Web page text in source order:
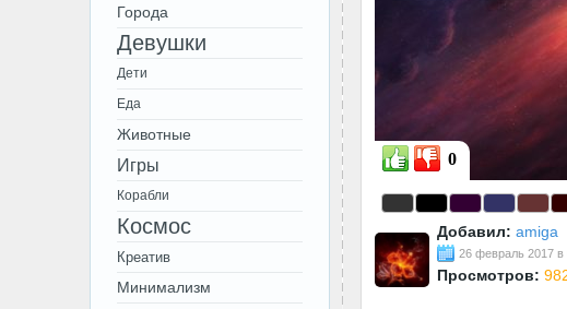
Добавил: amiga
26 февраль 2017 в
Просмотров:
0
Города
Девушки
Дети
Еда
Животные
Игры
Корабли
Космос
Креатив
Минимализм